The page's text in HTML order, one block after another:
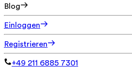
Blog
Einloggen
Registrieren
+49 211 6885 7301